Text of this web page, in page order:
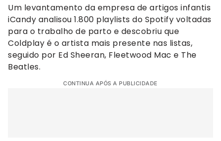
Um levantamento da empresa de artigos infantis
iCandy analisou 1.800 playlists do Spotify voltadas
para o trabalho de parto e descobriu que
Coldplay é o artista mais presente nas listas,
seguido por Ed Sheeran, Fleetwood Mac e The
Beatles.
CONTINUA APÓS A PUBLICIDADE